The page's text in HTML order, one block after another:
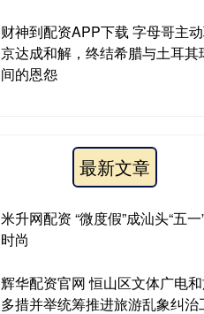
财神到配资APP下载 字母哥主
京达成和解，终结希腊与土耳其
间的恩怨
最新文章
米升网配资 “微度假”成汕头“五
时尚
辉华配资官网 恒山区文体广电
多措并举统筹推进旅游乱象纠治